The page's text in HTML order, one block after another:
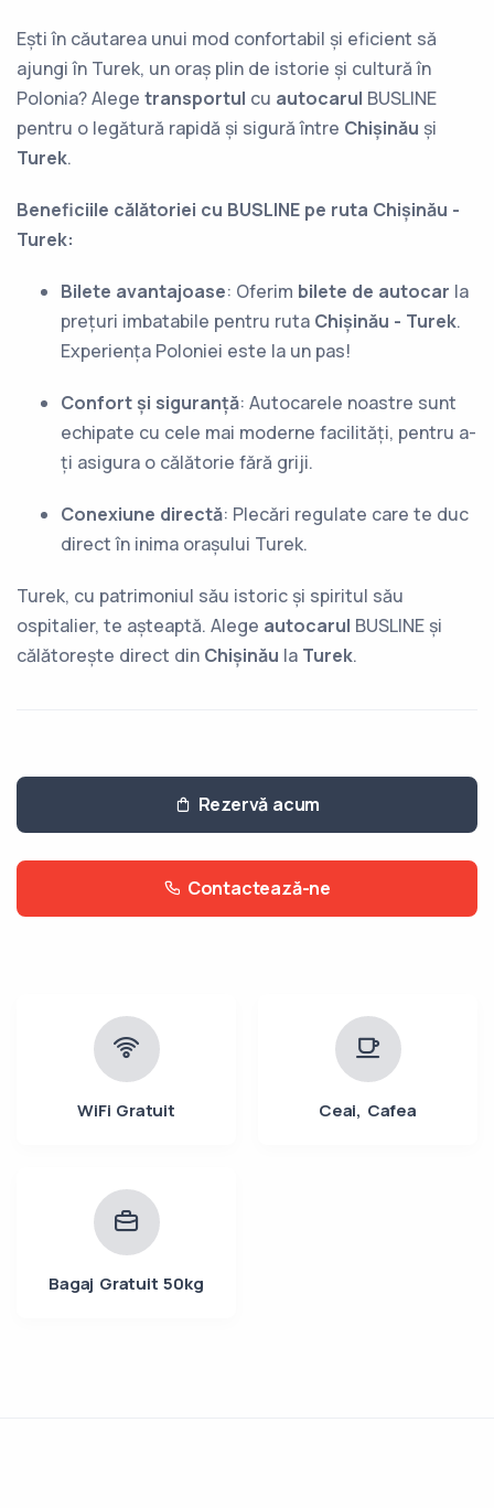
Ești în căutarea unui mod confortabil și eficient să
ajungi în Turek, un oraș plin de istorie și cultură în
Polonia? Alege transportul cu autocarul BUSLINE
pentru o legătură rapidă și sigură între Chișinău și
Turek.
Beneficiile călătoriei cu BUSLINE pe ruta Chișinău -
Turek:
Bilete avantajoase: Oferim bilete de autocar la
prețuri imbatabile pentru ruta Chișinău - Turek.
Experiența Poloniei este la un pas!
Confort și siguranță: Autocarele noastre sunt
echipate cu cele mai moderne facilități, pentru a-
ți asigura o călătorie fără griji.
Conexiune directă: Plecări regulate care te duc
direct în inima orașului Turek.
Turek, cu patrimoniul său istoric și spiritul său
ospitalier, te așteaptă. Alege autocarul BUSLINE și
călătorește direct din Chișinău la Turek.
Rezervă acum
Contactează-ne
WiFi Gratuit Ceai, Cafea
Bagaj Gratuit 50kg